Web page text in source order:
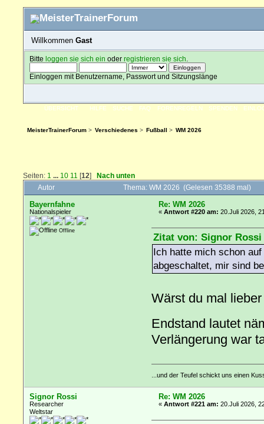
Willkommen Gast
Bitteloggen sie sich ein oderregistrieren sie sich
Einloggen mit Benutzername, Passwort und Sitzungslänge
ÜBERSICHT HILFE SUCHE FAQ FORENREGELN SPENDEN
MeisterTrainerForum> Verschiedenes > Fußball > WM 2026
Seiten: 1 ... 10 11 [12] Nach unten
Autor Thema: WM 2026 (Gelesen 35388 mal)
Bayernfahne
Nationalspieler
Offline
Re: WM 2026
«Antwort #220 am: 20.Juli 2026,
Zitat von: Signor Rossi
Ich hatte mich schon
abgeschaltet, mir sind
Wärst du mal
Endstand lautet
Verlängerung war
...und der Teufel schickt uns einen
Signor Rossi
Researcher
Weltstar
Re: WM 2026
«Antwort #221 am: 20.Juli 2026,